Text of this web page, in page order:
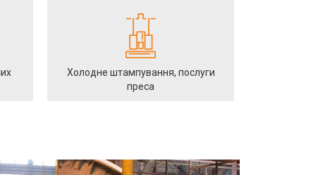
Холодне штампування, послуги
преса